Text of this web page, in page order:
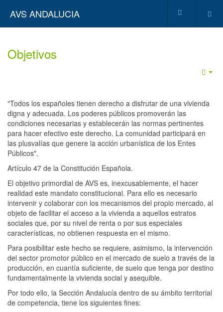
AVS ANDALUCIA
Objetivos
"Todos los españoles tienen derecho a disfrutar de una vivienda
digna y adecuada. Los poderes públicos promoverán las
condiciones necesarias y establecerán las normas pertinentes
para hacer efectivo este derecho. La comunidad participará en
las plusvalías que genere la acción urbanística de los Entes
Públicos".
Artículo 47 de la Constitución Española.
El objetivo primordial de AVS es, inexcusablemente, el hacer
realidad este mandato constitucional. Para ello es necesario
intervenir y colaborar con los mecanismos del propio mercado, al
objeto de facilitar el acceso a la vivienda a aquellos estratos
sociales que, por su nivel de renta o por sus especiales
características, no obtienen respuesta en el mismo.
Para posibilitar este hecho se requiere, asimismo, la intervención
del sector promotor público en el mercado de suelo a través de la
producción, en cuantía suficiente, de suelo que tenga por destino
fundamentalmente la vivienda social y asequible.
Por todo ello, la Sección Andalucía dentro de su ámbito territorial
de competencia, tiene los siguientes fines: